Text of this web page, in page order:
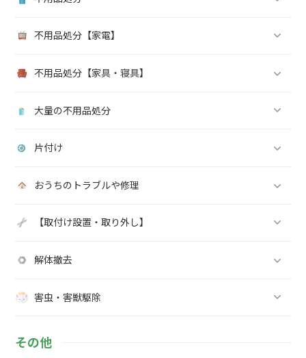
不用品処分【家電】
不用品処分【家具・寝具】
大量の不用品処分
片付け
おうちのトラブルや修理
【取付け設置・取り外し】
解体撤去
害虫・害獣駆除
その他